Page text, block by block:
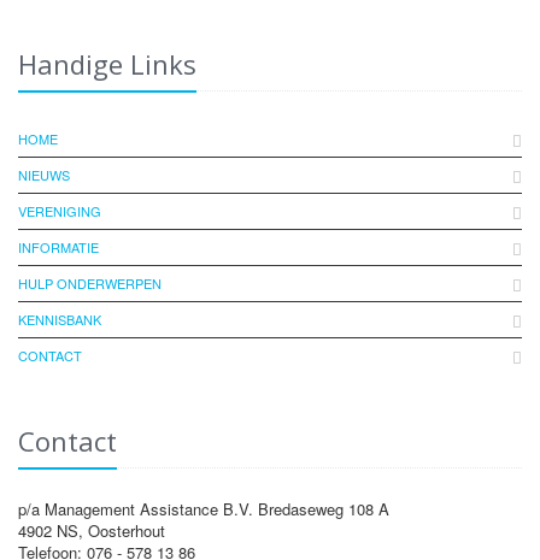
Handige Links
HOME
NIEUWS
VERENIGING
INFORMATIE
HULP ONDERWERPEN
KENNISBANK
CONTACT
Contact
p/a Management Assistance B.V. Bredaseweg 108 A
4902 NS, Oosterhout
Telefoon: 076 - 578 13 86